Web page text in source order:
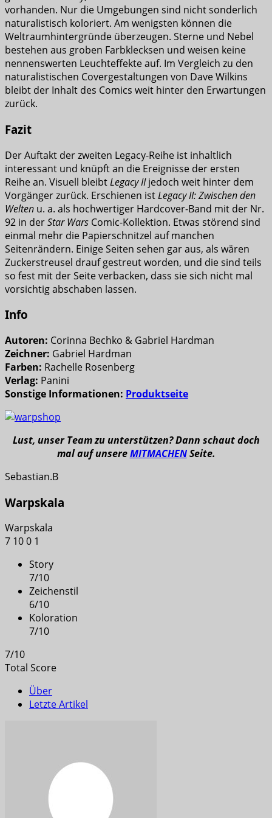
vorhanden. Nur die Umgebungen sind nicht sonderlich
naturalistisch koloriert. Am wenigsten können die
Weltraumhintergründe überzeugen. Sterne und Nebel
bestehen aus groben Farbklecksen und weisen keine
nennenswerten Leuchteffekte auf. Im Vergleich zu den
naturalistischen Covergestaltungen von Dave Wilkins
bleibt der Inhalt des Comics weit hinter den Erwartungen
zurück.
Fazit
Der Auftakt der zweiten Legacy-Reihe ist inhaltlich
interessant und knüpft an die Ereignisse der ersten
Reihe an. Visuell bleibtLegacy IIjedoch weit hinter dem
Vorgänger zurück. Erschienen istLegacy II: Zwischen den
Welten u. a. als hochwertiger Hardcover-Band mit der Nr.
92 in derStar Wars Comic-Kollektion. Etwas störend sind
einmal mehr die Papierschnitzel auf manchen
Seitenrändern. Einige Seiten sehen gar aus, als wären
Zuckerstreusel drauf gestreut worden, und die sind teils
so fest mit der Seite verbacken, dass sie sich nicht mal
vorsichtig abschaben lassen.
Info
Autoren: Corinna Bechko & Gabriel Hardman
Zeichner: Gabriel Hardman
Farben: Rachelle Rosenberg
Verlag: Panini
Sonstige Informationen: Produktseite
Lust, unser Team zu unterstützen? Dann schaut doch
mal auf unsereMITMACHENSeite.
Sebastian.B
Warpskala
Warpskala
7 100 1
Story
7/10
Zeichenstil
6/10
Koloration
7/10
7/10
Total Score
Über
Letzte Artikel